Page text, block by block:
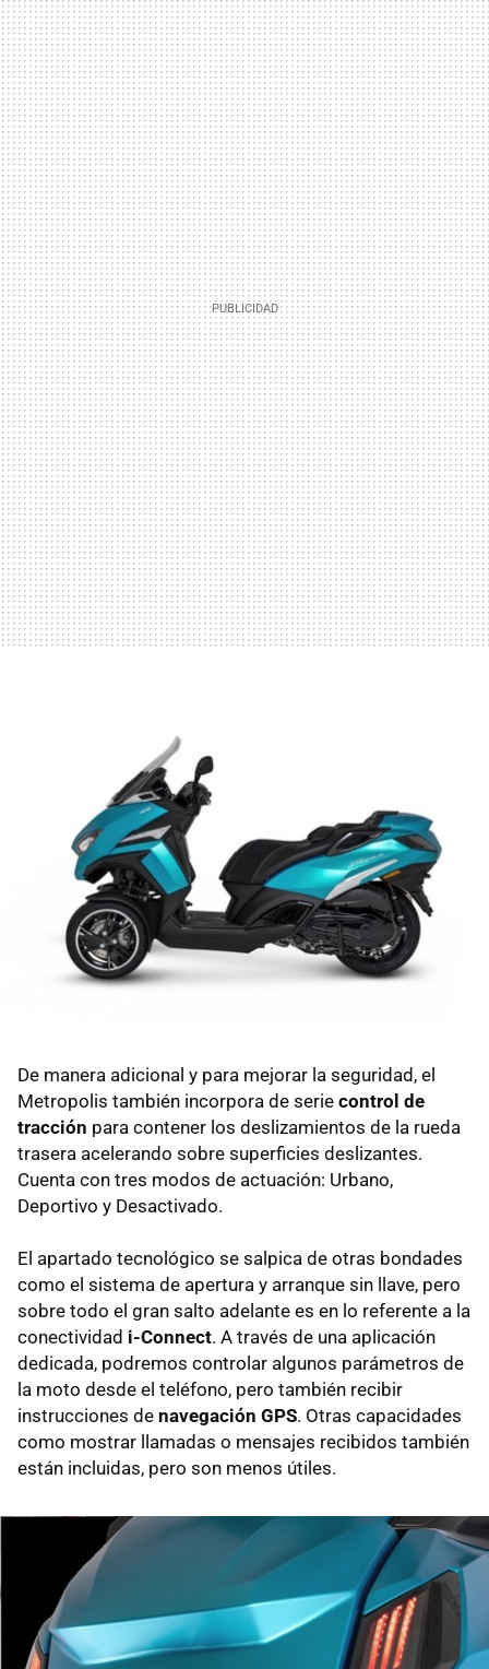
De manera adicional y para mejorar la seguridad, el
Metropolis también incorpora de serie control de
tracción para contener los deslizamientos de la rueda
trasera acelerando sobre superficies deslizantes.
Cuenta con tres modos de actuación: Urbano,
Deportivo y Desactivado.
El apartado tecnológico se salpica de otras bondades
como el sistema de apertura y arranque sin llave, pero
sobre todo el gran salto adelante es en lo referente a la
conectividad i-Connect. A través de una aplicación
dedicada, podremos controlar algunos parámetros de
la moto desde el teléfono, pero también recibir
instrucciones de navegación GPS. Otras capacidades
como mostrar llamadas o mensajes recibidos también
están incluidas, pero son menos útiles.